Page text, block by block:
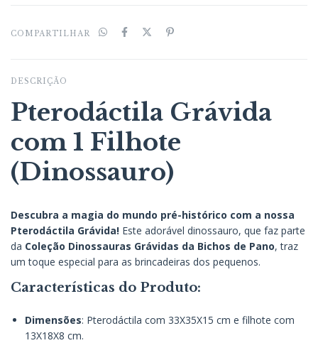
COMPARTILHAR
DESCRIÇÃO
Pterodáctila Grávida
com 1 Filhote
(Dinossauro)
Descubra a magia do mundo pré-histórico com a nossa
Pterodáctila Grávida! Este adorável dinossauro, que faz parte
da Coleção Dinossauras Grávidas da Bichos de Pano, traz
um toque especial para as brincadeiras dos pequenos.
Características do Produto:
Dimensões: Pterodáctila com 33X35X15 cm e filhote com
13X18X8 cm.